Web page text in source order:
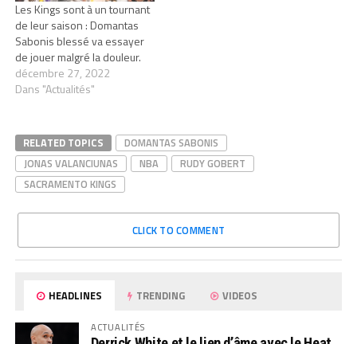
Les Kings sont à un tournant
de leur saison : Domantas
Sabonis blessé va essayer
de jouer malgré la douleur.
décembre 27, 2022
Dans "Actualités"
RELATED TOPICS
DOMANTAS SABONIS
JONAS VALANCIUNAS
NBA
RUDY GOBERT
SACRAMENTO KINGS
CLICK TO COMMENT
HEADLINES TRENDING VIDEOS
ACTUALITÉS